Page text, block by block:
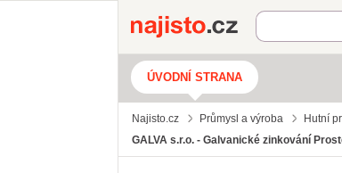
Najisto.cz
ÚVODNÍ STRANA
Najisto.cz Průmysl a výroba Hutní
GALVA s.r.o. - Galvanické zinkování